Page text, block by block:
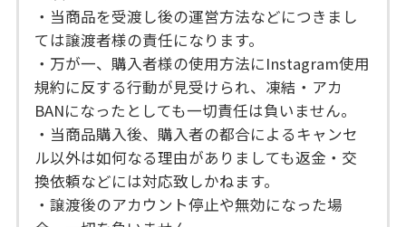
・当商品を受渡し後の運営方法などにつきまし
ては譲渡者様の責任になります。
・万が一、購入者様の使用方法にInstagram使用
規約に反する行動が見受けられ、凍結・アカ
BANになったとしても一切責任は負いません。
・当商品購入後、購入者の都合によるキャンセ
ル以外は如何なる理由がありましても返金・交
換依頼などには対応致しかねます。
・譲渡後のアカウント停止や無効になった場